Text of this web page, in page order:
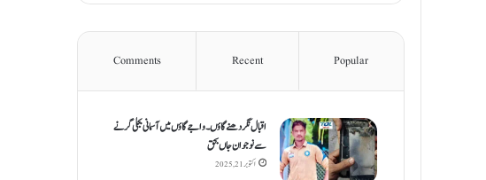
Popular
Recent
Comments
اقبال نگر دھنےگاؤں۔ واجےگاؤں میں آسمانی بجلی گرنے
سے نوجوان جاں بحق
اکتوبر 21, 2025